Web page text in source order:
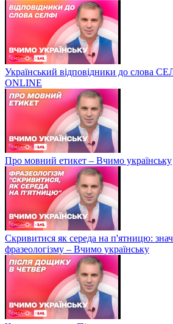
Український відповідники до слова
ONLINE
Про мовний етикет – Вчимо українську
Скривитися як середа на п'ятницю:
фразеологізму – Вчимо українську